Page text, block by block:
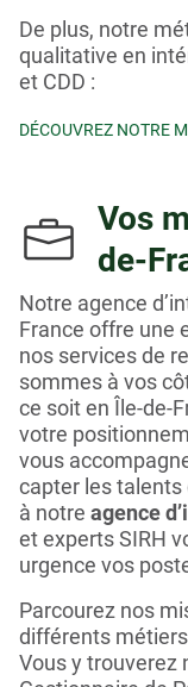
De plus, notre
qualitative en
et CDD :
DÉCOUVREZ NOTRE
Vos
de-
Notre agence
France offre une
nos services de
sommes à vos
ce soit en Île-de-
votre
vous
capter les talents
à notre agence
et experts SIRH
urgence vos
Parcourez nos
différents
Vous y trouverez